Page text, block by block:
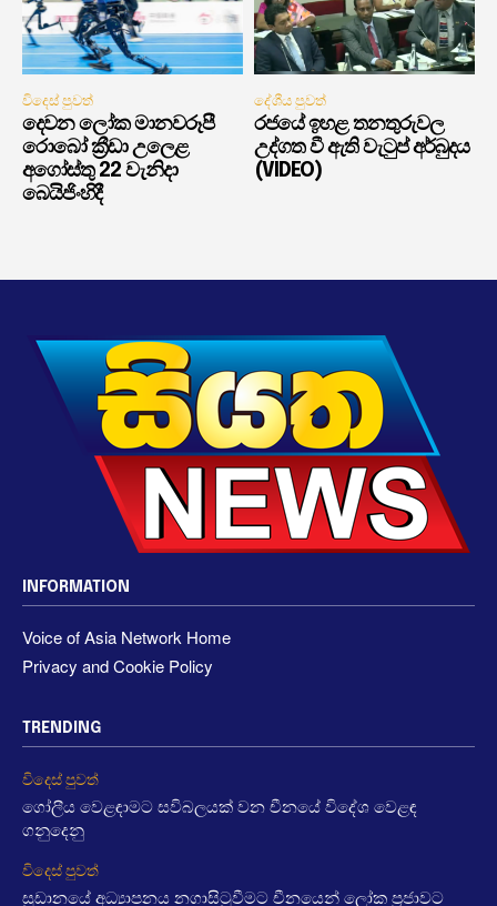
විදෙස් පුවත්
දෙවන ලෝක මානවරූපී
රොබෝ ක්‍රීඩා උලෙළ
අගෝස්තු 22 වැනිදා
බෙයිජිංහිදී
දේශීය පුවත්
රජයේ ඉහළ තනතුරුවල
උද්ගත වී ඇති වැටුප් අර්බුදය
(VIDEO)
INFORMATION
Voice of Asia Network Home
Privacy and Cookie Policy
TRENDING
විදෙස් පුවත්
ගෝලීය වෙළඳාමට සවිබලයක් වන චීනයේ විදේශ වෙළඳ
ගනුදෙනු
විදෙස් පුවත්
සුඩානයේ අධ්‍යාපනය නගාසිටුවීමට චීනයෙන් ලෝක ප්‍රජාවට